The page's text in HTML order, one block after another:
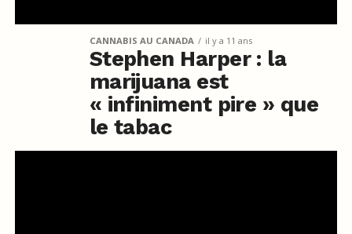
CANNABIS AU CANADA il y a 11 ans
Stephen Harper : la
marijuana est
« infiniment pire » que
le tabac